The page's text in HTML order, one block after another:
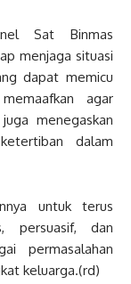
Sat Binmas
menjaga situasi
dapat memicu
agar
menegaskan
dalam
untuk terus
persuasif, dan
permasalahan
keluarga.(rd)